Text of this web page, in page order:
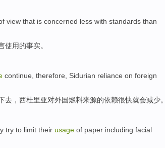
view that is concerned less with standards than
使用的事实。
continue therefore Sidurian reliance on foreign
去 ，西杜里亚对外国燃料来源的依赖很快就会减少。
try to limit their usage of paper including facial